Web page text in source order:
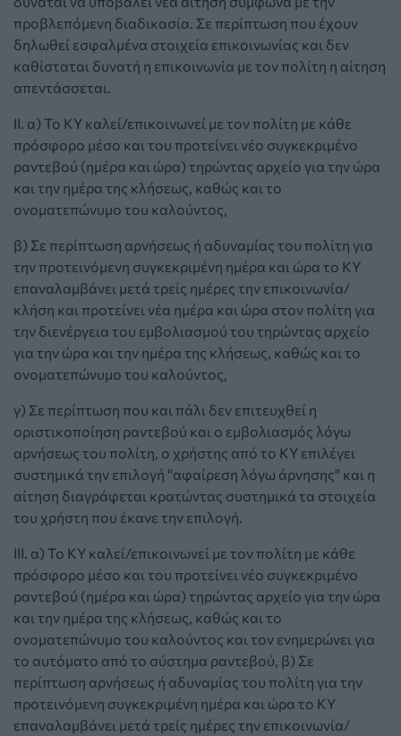
προβλεπόμενη διαδικασία. Σε περίπτωση που έχουν
δηλωθεί εσφαλμένα στοιχεία επικοινωνίας και δεν
καθίσταται δυνατή η επικοινωνία με τον πολίτη η αίτηση
απεντάσσεται.
ΙΙ. α) Το ΚΥ καλεί/επικοινωνεί με τον πολίτη με κάθε
πρόσφορο μέσο και του προτείνει νέο συγκεκριμένο
ραντεβού (ημέρα και ώρα) τηρώντας αρχείο για την ώρα
και την ημέρα της κλήσεως, καθώς και το
ονοματεπώνυμο του καλούντος,
β) Σε περίπτωση αρνήσεως ή αδυναμίας του πολίτη για
την προτεινόμενη συγκεκριμένη ημέρα και ώρα το ΚΥ
επαναλαμβάνει μετά τρείς ημέρες την επικοινωνία/
κλήση και προτείνει νέα ημέρα και ώρα στον πολίτη για
την διενέργεια του εμβολιασμού του τηρώντας αρχείο
για την ώρα και την ημέρα της κλήσεως, καθώς και το
ονοματεπώνυμο του καλούντος,
γ) Σε περίπτωση που και πάλι δεν επιτευχθεί η
οριστικοποίηση ραντεβού και ο εμβολιασμός λόγω
αρνήσεως του πολίτη, ο χρήστης από το ΚΥ επιλέγει
συστημικά την επιλογή ''αφαίρεση λόγω άρνησης'' και η
αίτηση διαγράφεται κρατώντας συστημικά τα στοιχεία
του χρήστη που έκανε την επιλογή.
ΙΙΙ. α) Το ΚΥ καλεί/επικοινωνεί με τον πολίτη με κάθε
πρόσφορο μέσο και του προτείνει νέο συγκεκριμένο
ραντεβού (ημέρα και ώρα) τηρώντας αρχείο για την ώρα
και την ημέρα της κλήσεως, καθώς και το
ονοματεπώνυμο του καλούντος και τον ενημερώνει για
το αυτόματο από το σύστημα ραντεβού, β) Σε
περίπτωση αρνήσεως ή αδυναμίας του πολίτη για την
προτεινόμενη συγκεκριμένη ημέρα και ώρα το ΚΥ
επαναλαμβάνει μετά τρείς ημέρες την επικοινωνία/